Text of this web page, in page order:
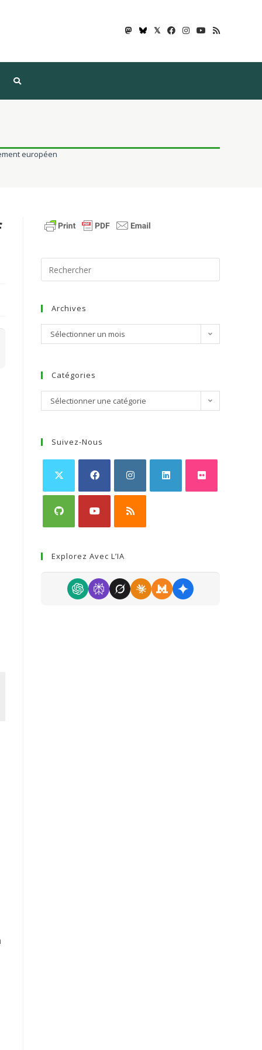
𝕏
européen
Archives
Sélectionner un mois
Catégories
Sélectionner une catégorie
Suivez-Nous
Explorez Avec L’IA